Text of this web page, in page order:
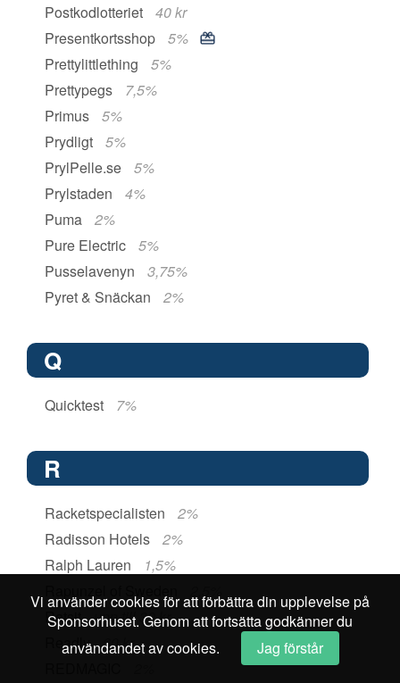
Postkodlotteriet
40 kr
Presentkortsshop
5%
Prettylittlething
5%
Prettypegs
7,5%
Primus
5%
Prydligt
5%
PrylPelle.se
5%
Prylstaden
4%
Puma
2%
Pure Electric
5%
Pusselavenyn
3,75%
Pyret & Snäckan
2%
Q
Quicktest 7%
R
Racketspecialisten
2%
Radisson Hotels
2%
Ralph Lauren
1,5%
Ratsit upp till 30 kr
Readly 60 kr
Vi använder cookies för att förbättra din upplevelse på
Sponsorhuset. Genom att fortsätta godkänner du
användandet av cookies.
Jag förstår